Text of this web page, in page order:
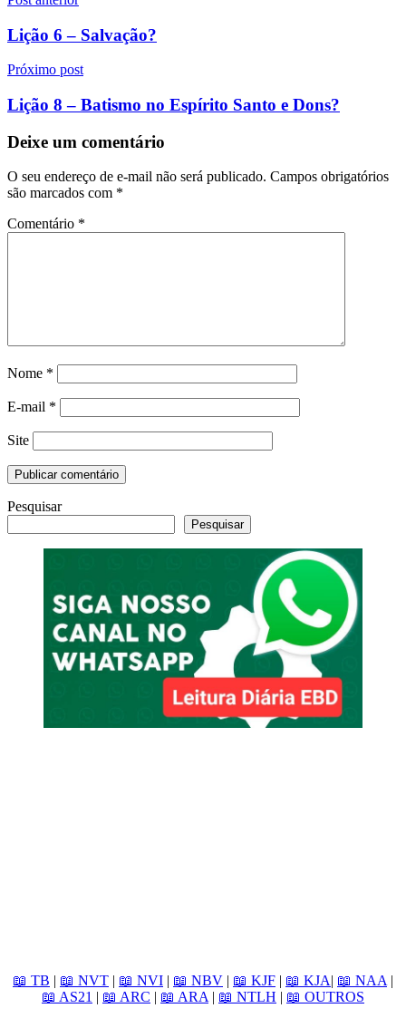
de
Post
Lição 6 – Salvação?
Próximo post
Lição 8 – Batismo no Espírito Santo e Dons?
Deixe um comentário
O seu endereço de e-mail não será publicado. Campos obrigatórios
são marcados com *
Comentário *
Nome *
E-mail *
Site
Pesquisar
Pesquisar
📖 TB | 📖 NVT | 📖 NVI | 📖 NBV | 📖 KJF | 📖 KJA| 📖 NAA |
📖 AS21 | 📖 ARC | 📖 ARA | 📖 NTLH | 📖 OUTROS